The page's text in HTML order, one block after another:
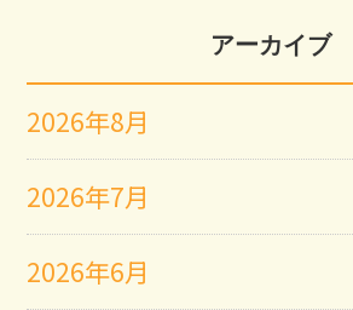
アーカイブ
2026年8月
2026年7月
2026年6月